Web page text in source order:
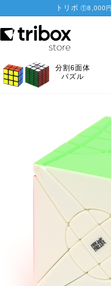
トリボ ①8,000
分割6面体
パズル